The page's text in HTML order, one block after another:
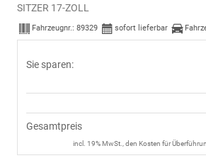
SITZER 17-ZOLL
Fahrzeugnr.: 89329 sofort lieferbar
Sie sparen:
Gesamtpreis
incl. 19% MwSt., den Kosten für